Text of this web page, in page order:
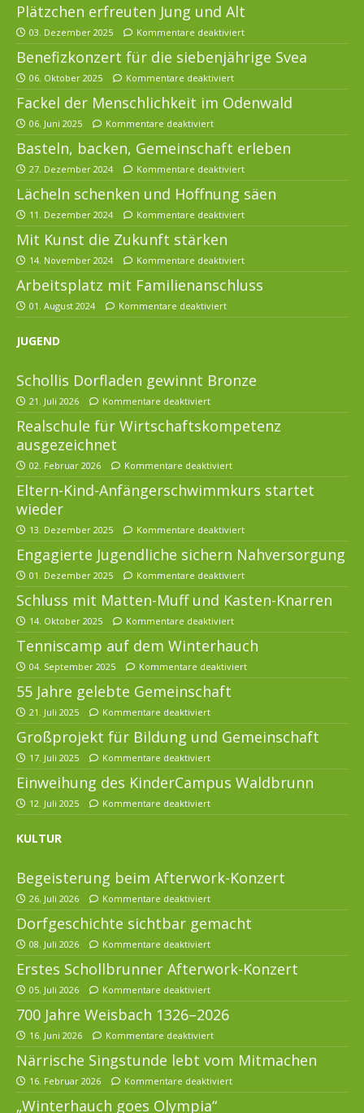
Plätzchen erfreuten Jung und Alt
03. Dezember 2025 Kommentare deaktiviert
Benefizkonzert für die siebenjährige Svea
06. Oktober 2025 Kommentare deaktiviert
Fackel der Menschlichkeit im Odenwald
06. Juni 2025 Kommentare deaktiviert
Basteln, backen, Gemeinschaft erleben
27. Dezember 2024 Kommentare deaktiviert
Lächeln schenken und Hoffnung säen
11. Dezember 2024 Kommentare deaktiviert
Mit Kunst die Zukunft stärken
14. November 2024 Kommentare deaktiviert
Arbeitsplatz mit Familienanschluss
01. August 2024 Kommentare deaktiviert
JUGEND
Schollis Dorfladen gewinnt Bronze
21. Juli 2026 Kommentare deaktiviert
Realschule für Wirtschaftskompetenz
ausgezeichnet
02. Februar 2026 Kommentare deaktiviert
Eltern-Kind-Anfängerschwimmkurs startet
wieder
13. Dezember 2025 Kommentare deaktiviert
Engagierte Jugendliche sichern Nahversorgung
01. Dezember 2025 Kommentare deaktiviert
Schluss mit Matten-Muff und Kasten-Knarren
14. Oktober 2025 Kommentare deaktiviert
Tenniscamp auf dem Winterhauch
04. September 2025 Kommentare deaktiviert
55 Jahre gelebte Gemeinschaft
21. Juli 2025 Kommentare deaktiviert
Großprojekt für Bildung und Gemeinschaft
17. Juli 2025 Kommentare deaktiviert
Einweihung des KinderCampus Waldbrunn
12. Juli 2025 Kommentare deaktiviert
KULTUR
Begeisterung beim Afterwork-Konzert
26. Juli 2026 Kommentare deaktiviert
Dorfgeschichte sichtbar gemacht
08. Juli 2026 Kommentare deaktiviert
Erstes Schollbrunner Afterwork-Konzert
05. Juli 2026 Kommentare deaktiviert
700 Jahre Weisbach 1326–2026
16. Juni 2026 Kommentare deaktiviert
Närrische Singstunde lebt vom Mitmachen
16. Februar 2026 Kommentare deaktiviert
„Winterhauch goes Olympia“